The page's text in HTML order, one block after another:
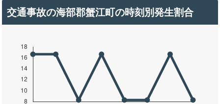
交通事故の海部郡蟹江町の時刻別発生割合